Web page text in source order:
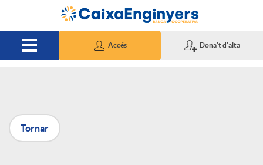
Salta al contingut principal
Accés Dona't d'alta
P
u
Tornar